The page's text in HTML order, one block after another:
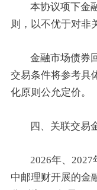
本协议项下金
则，以不优于对非
金融市场债券
交易条件将参考具
化原则公允定价
四、关联交易
2026年、
中邮理财开展的金